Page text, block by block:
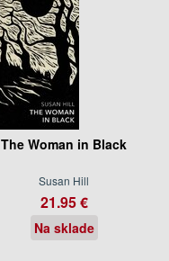
The Woman in Black
Susan Hill
21.95 €
Na sklade